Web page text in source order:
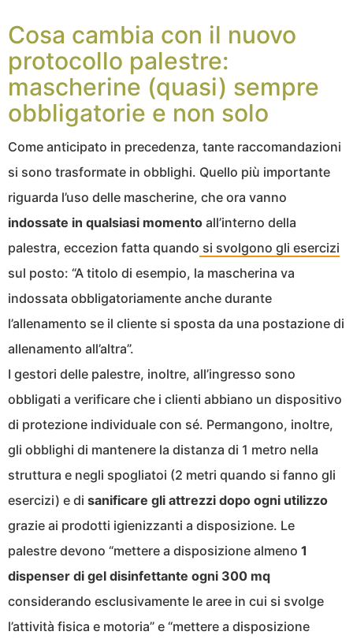
Cosa cambia con il nuovo
protocollo palestre:
mascherine (quasi) sempre
obbligatorie e non solo
Come anticipato in precedenza, tante raccomandazioni
si sono trasformate in obblighi. Quello più importante
riguarda l’uso delle mascherine, che ora vanno
indossate in qualsiasi momento all’interno della
palestra, eccezion fatta quando si svolgono gli esercizi
sul posto: “A titolo di esempio, la mascherina va
indossata obbligatoriamente anche durante
l’allenamento se il cliente si sposta da una postazione di
allenamento all’altra”.
I gestori delle palestre, inoltre, all’ingresso sono
obbligati a verificare che i clienti abbiano un dispositivo
di protezione individuale con sé. Permangono, inoltre,
gli obblighi di mantenere la distanza di 1 metro nella
struttura e negli spogliatoi (2 metri quando si fanno gli
esercizi) e di sanificare gli attrezzi dopo ogni utilizzo
grazie ai prodotti igienizzanti a disposizione. Le
palestre devono “mettere a disposizione almeno 1
dispenser di gel disinfettante ogni 300 mq
considerando esclusivamente le aree in cui si svolge
l’attività fisica e motoria” e “mettere a disposizione